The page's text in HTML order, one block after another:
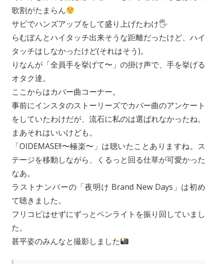
歌割がたまらん
サビでハンズアップをして盛り上げたわけ🖐️
らむぽんとハイタッチ出来そうな距離だったけど、ハイ
タッチはしなかったけど(それはそう)。
りなんが「全員手を挙げて〜」の掛け声で、手を挙げる
オタク達。
ここからはカバー曲コーナー。
事前にインスタのストーリーズでカバー曲のアンケート
をしていたわけだが、流石に私のは選ばれなかったね。
まあそれはいいけども。
「OIDEMASE!!〜極楽〜」は聴いたことありますね。ス
テージを移動しながら、くるっと回る仕草が可愛かった
なあ。
ラストナンバーの「夜明け Brand New Days」は初め
て聴きました。
フリコピはせずにずっとペンライトを振り回していまし
た。
甚平姿のみんなと撮影しました